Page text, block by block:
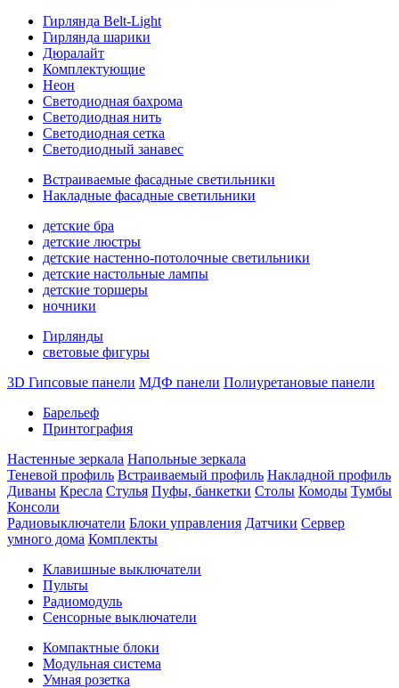
Гирлянда Belt-Light
Гирлянда шарики
Дюралайт
Комплектующие
Неон
Светодиодная бахрома
Светодиодная нить
Светодиодная сетка
Светодиодный занавес
Встраиваемые фасадные светильники
Накладные фасадные светильники
детские бра
детские люстры
детские настенно-потолочные светильники
детские настольные лампы
детские торшеры
ночники
Гирлянды
световые фигуры
3D Гипсовые панели МДФ панели Полиуретановые панели
Барельеф
Принтография
Настенные зеркала Напольные зеркала
Теневой профиль Встраиваемый профиль Накладной профиль
Диваны Кресла Стулья Пуфы, банкетки Столы Комоды Тумбы
Консоли
Радиовыключатели Блоки управления Датчики Сервер
умного дома Комплекты
Клавишные выключатели
Пульты
Радиомодуль
Сенсорные выключатели
Компактные блоки
Модульная система
Умная розетка